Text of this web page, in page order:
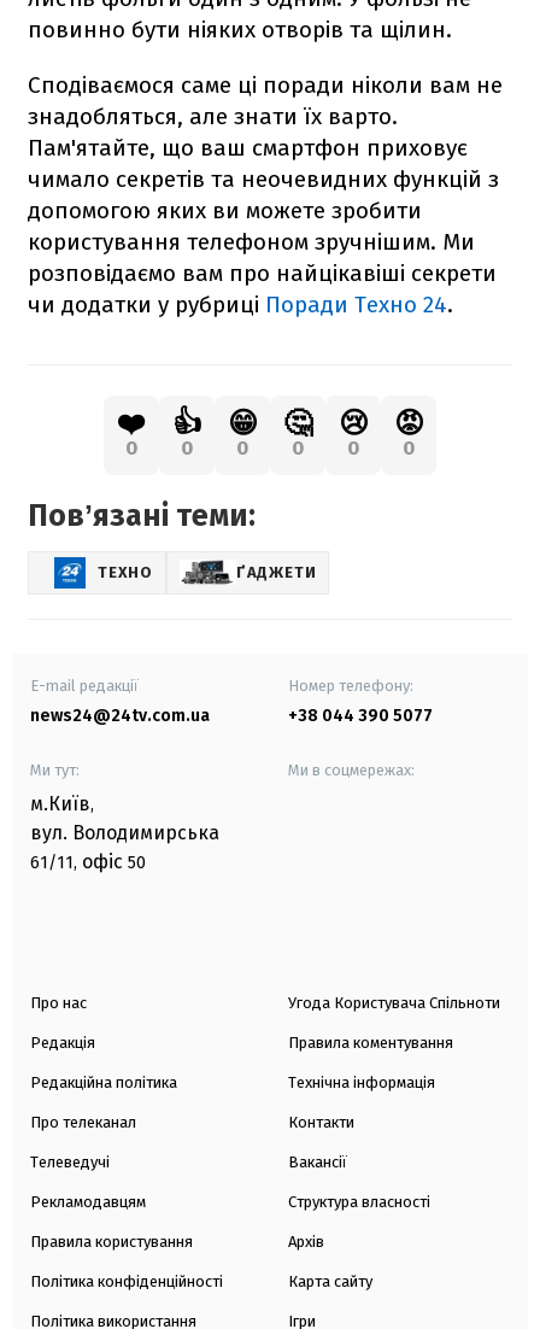
повинно бути ніяких отворів та щілин.
Сподіваємося саме ці поради ніколи вам не
знадобляться, але знати їх варто.
Пам'ятайте, що ваш смартфон приховує
чимало секретів та неочевидних функцій з
допомогою яких ви можете зробити
користування телефоном зручнішим. Ми
розповідаємо вам про найцікавіші секрети
чи додатки у рубриці Поради Техно 24.
❤️
0
👍
0
😁
0
🤔
0
😢
0
😡
0
Повʼязані теми:
ТЕХНО ҐАДЖЕТИ
E-mail редакції
news24@24tv.com.ua
Номер телефону:
+38 044 390 5077
Ми тут:
м.Київ,
вул. Володимирська
61/11, офіс 50
Ми в соцмережах:
Про нас
Редакція
Редакційна політика
Про телеканал
Телеведучі
Рекламодавцям
Правила користування
Політика конфіденційності
Політика використання
Угода Користувача Спільноти
Правила коментування
Технічна інформація
Контакти
Вакансії
Структура власності
Архів
Карта сайту
Ігри